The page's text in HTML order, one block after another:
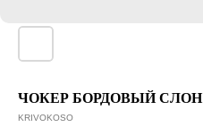
ЧОКЕР БОРДОВЫЙ СЛОН
KRIVOKOSO